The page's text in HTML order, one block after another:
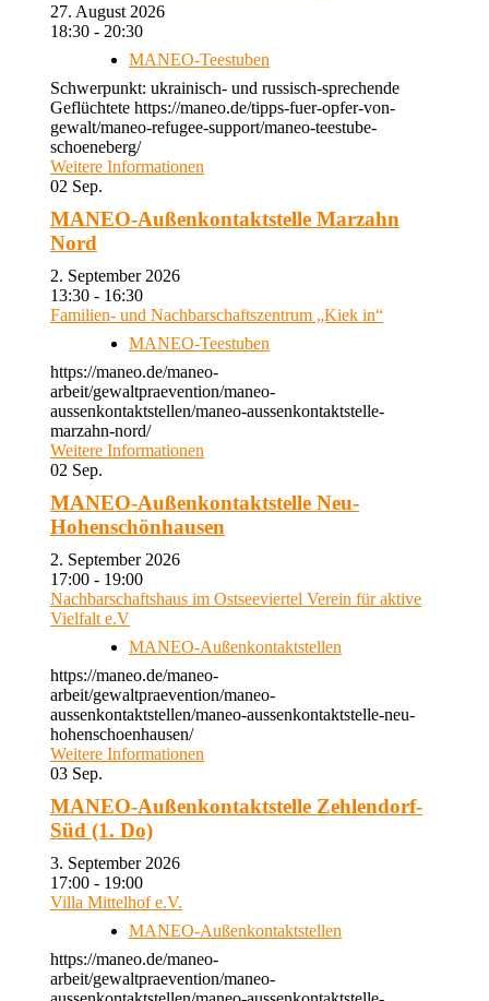
27. August 2026
18:30 - 20:30
MANEO-Teestuben
Schwerpunkt: ukrainisch- und russisch-sprechende
Geflüchtete https://maneo.de/tipps-fuer-opfer-von-
gewalt/maneo-refugee-support/maneo-teestube-
schoeneberg/
Weitere Informationen
02 Sep.
MANEO-Außenkontaktstelle Marzahn
Nord
2. September 2026
13:30 - 16:30
Familien- und Nachbarschaftszentrum „Kiek in“
MANEO-Teestuben
https://maneo.de/maneo-
arbeit/gewaltpraevention/maneo-
aussenkontaktstellen/maneo-aussenkontaktstelle-
marzahn-nord/
Weitere Informationen
02 Sep.
MANEO-Außenkontaktstelle Neu-
Hohenschönhausen
2. September 2026
17:00 - 19:00
Nachbarschaftshaus im Ostseeviertel Verein für aktive
Vielfalt e.V
MANEO-Außenkontaktstellen
https://maneo.de/maneo-
arbeit/gewaltpraevention/maneo-
aussenkontaktstellen/maneo-aussenkontaktstelle-neu-
hohenschoenhausen/
Weitere Informationen
03 Sep.
MANEO-Außenkontaktstelle Zehlendorf-
Süd (1. Do)
3. September 2026
17:00 - 19:00
Villa Mittelhof e.V.
MANEO-Außenkontaktstellen
https://maneo.de/maneo-
arbeit/gewaltpraevention/maneo-